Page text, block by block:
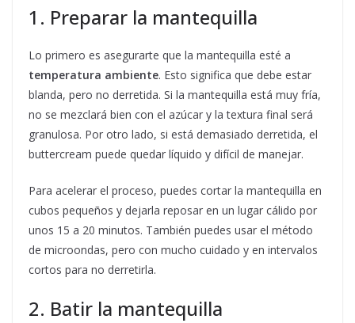
1. Preparar la mantequilla
Lo primero es asegurarte que la mantequilla esté a
temperatura ambiente. Esto significa que debe estar
blanda, pero no derretida. Si la mantequilla está muy fría,
no se mezclará bien con el azúcar y la textura final será
granulosa. Por otro lado, si está demasiado derretida, el
buttercream puede quedar líquido y difícil de manejar.
Para acelerar el proceso, puedes cortar la mantequilla en
cubos pequeños y dejarla reposar en un lugar cálido por
unos 15 a 20 minutos. También puedes usar el método
de microondas, pero con mucho cuidado y en intervalos
cortos para no derretirla.
2. Batir la mantequilla